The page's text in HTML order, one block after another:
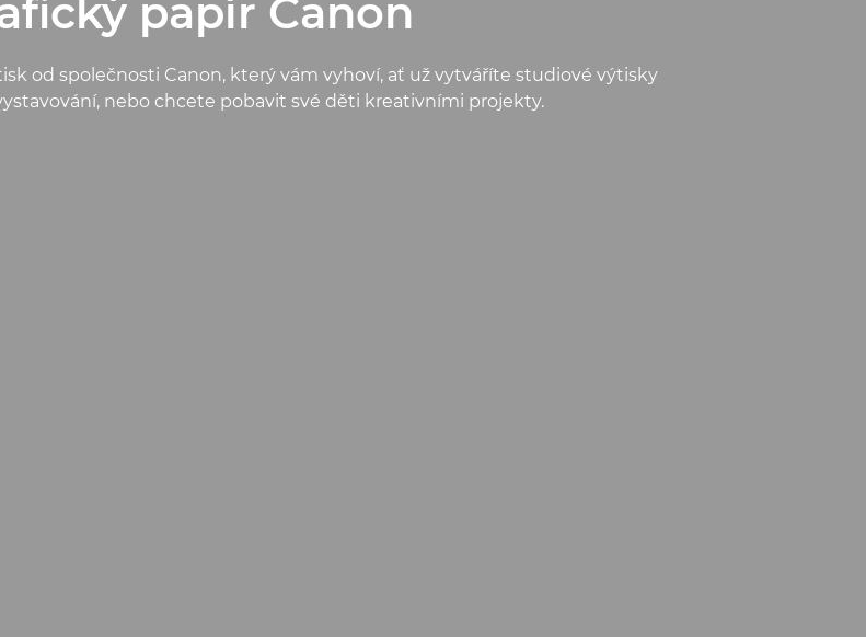
papír Canon
od společnosti Canon, který vám vyhoví, ať už vytváříte studiové výtisky
nebo chcete pobavit své děti kreativními projekty.